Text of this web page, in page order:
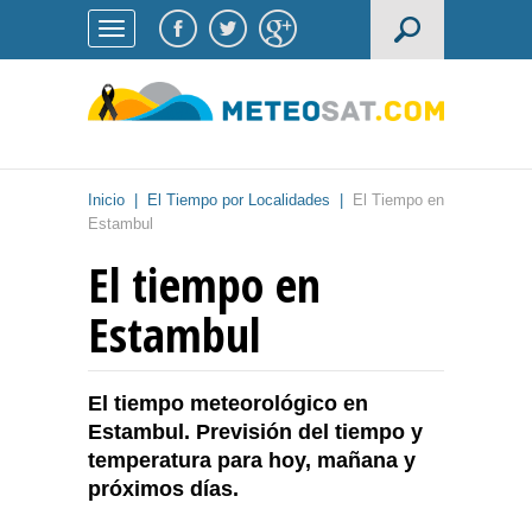
Inicio El Tiempo por Localidades
El Tiempo en
Estambul
El tiempo en
Estambul
El tiempo meteorológico en
Estambul. Previsión del tiempo y
temperatura para hoy, mañana y
próximos días.